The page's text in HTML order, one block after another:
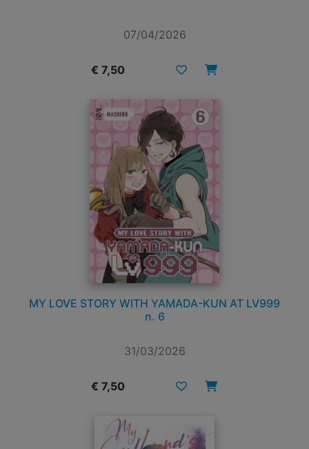
07/04/2026
€ 7,50
MY LOVE STORY WITH YAMADA-KUN AT LV999
n. 6
31/03/2026
€ 7,50